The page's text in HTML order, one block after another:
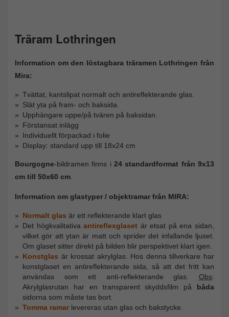
Träram Lothringen
Information om den löstagbara träramen Lothringen från
Mira:
Tvättat, kantslipat normalt och antireflekterande glas.
Slät yta på fram- och baksida.
Upphängare uppe/på tvären på baksidan.
Förstansat inlägg
Individuellt förpackad i folie
Display: standard upp till 18x24 cm
Bourgogne-bildramen finns i 24 standardformat från 9x13
cm till 50x60 cm
Information om glastyper / objektramar från MIRA:​​​​​​​
Normalt glas är ett reflekterande klart glas
Det högkvalitativaantireflexglaset är etsat på ena sidan,
vilket gör att ytan är matt och sprider det infallande ljuset.
Om glaset sitter direkt på bilden blir perspektivet klart igen.
Konstglas är krossat akrylglas. Hos denna tillverkare har
konstglaset en antireflekterande sida, så att det fritt kan
användas som ett anti-reflekterande glas. Obs:
Akrylglasrutan har en transparent skyddsfilm på båda
sidorna som måste tas bort.
Tomma ramar levereras utan glas och bakstycke.